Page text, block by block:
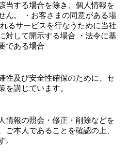
当する場合を除き、個人情報を
ん。 ・お客さまの同意がある場
るサービスを行なうために当社
対して開示する場合 ・法令に基
である場合
性及び安全性確保のために、セ
を講じています。
情報の照会・修正・削除などを
ご本人であることを確認の上、
。